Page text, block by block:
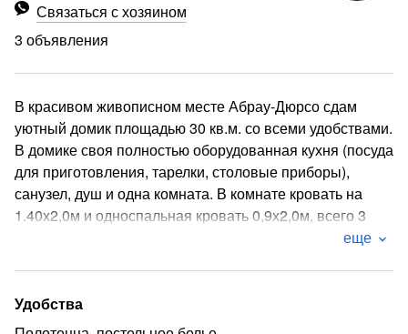
Связаться с хозяином
3 объявления
В красивом живописном месте Абрау-Дюрсо сдам
уютный домик площадью 30 кв.м. со всеми удобствами.
В домике своя полностью оборудованная кухня (посуда
для приготовления, тарелки, столовые приборы),
санузел, душ и одна комната. В комнате кровать на
1.40х2,0м и односпальная кровать 0,9х2,0м, всего 3
столовая, где вы сможете насладиться чашкой кофе/
чая, приготовить полноценный обед или ужин и просто
еще
Удобства